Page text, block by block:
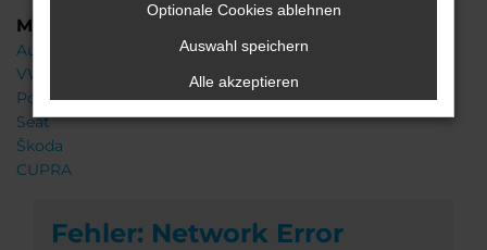
Marken
Audi
VW
Porsche
Seat
Škoda
CUPRA
Fehler: Network Error
Optionale Cookies ablehnen
Auswahl speichern
Alle akzeptieren